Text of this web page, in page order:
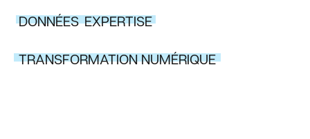
DONNÉES EXPERTISE
TRANSFORMATION NUMÉRIQUE